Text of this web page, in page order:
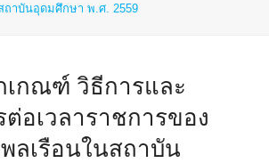
ถาบันอุดมศึกษา พ.ศ. 2559
เกณฑ์ วิธีการและ
ต่อเวลาราชการของ
ลเรือนในสถาบัน